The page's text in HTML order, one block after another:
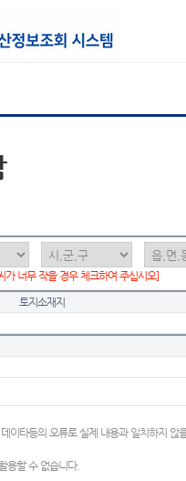
가 너무 작을 경우 체크하여 주십시오]
토지소재지
이타등의 오류로 실제 내용과 일치하지
용할 수 없습니다.